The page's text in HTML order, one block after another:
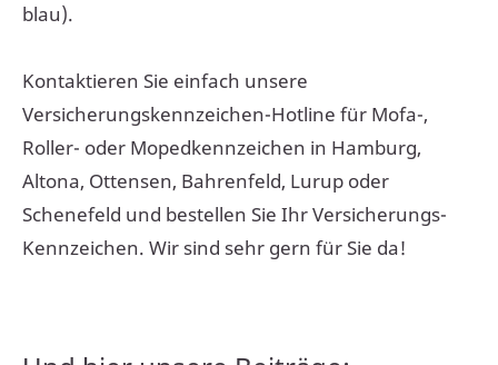
blau).
Kontaktieren Sie einfach unsere
Versicherungskennzeichen-Hotline für Mofa-,
Roller- oder Mopedkennzeichen in Hamburg,
Altona, Ottensen, Bahrenfeld, Lurup oder
Schenefeld und bestellen Sie Ihr Versicherungs-
Kennzeichen. Wir sind sehr gern für Sie da!